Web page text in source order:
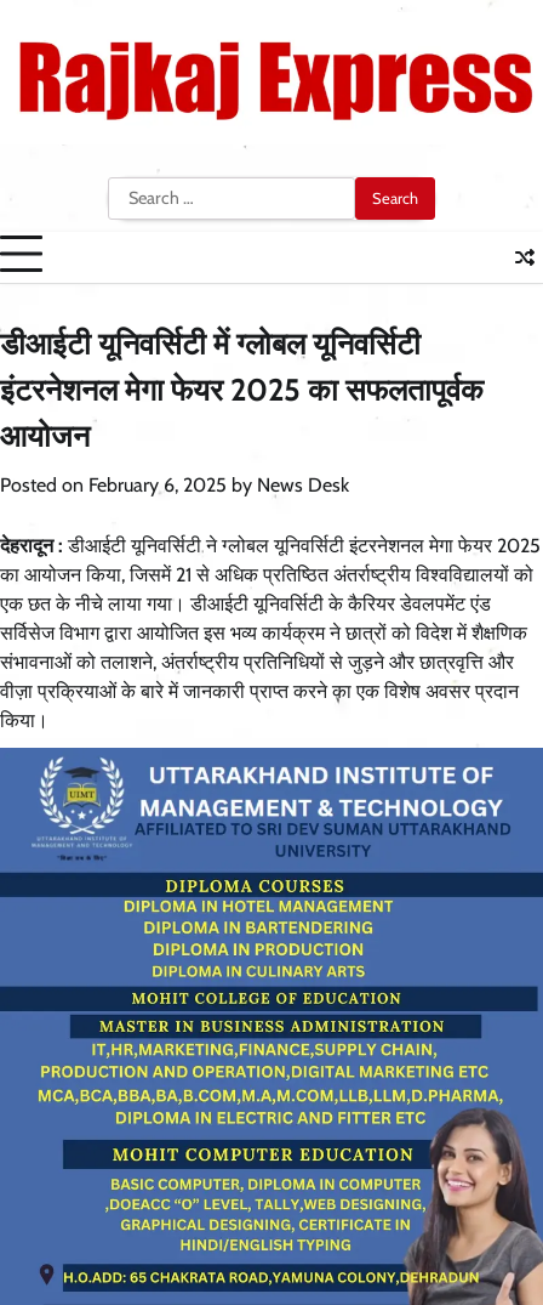
content
Search
for:
डीआईटी यूनिवर्सिटी में ग्लोबल यूनिवर्सिटी
इंटरनेशनल मेगा फेयर 2025 का सफलतापूर्वक
आयोजन
Posted on February 6, 2025 by News Desk
देहरादून : डीआईटी यूनिवर्सिटी ने ग्लोबल यूनिवर्सिटी इंटरनेशनल मेगा फेयर 2025
का आयोजन किया, जिसमें 21 से अधिक प्रतिष्ठित अंतर्राष्ट्रीय विश्वविद्यालयों को
एक छत के नीचे लाया गया। डीआईटी यूनिवर्सिटी के कैरियर डेवलपमेंट एंड
सर्विसेज विभाग द्वारा आयोजित इस भव्य कार्यक्रम ने छात्रों को विदेश में शैक्षणिक
संभावनाओं को तलाशने, अंतर्राष्ट्रीय प्रतिनिधियों से जुड़ने और छात्रवृत्ति और
वीज़ा प्रक्रियाओं के बारे में जानकारी प्राप्त करने का एक विशेष अवसर प्रदान
किया।